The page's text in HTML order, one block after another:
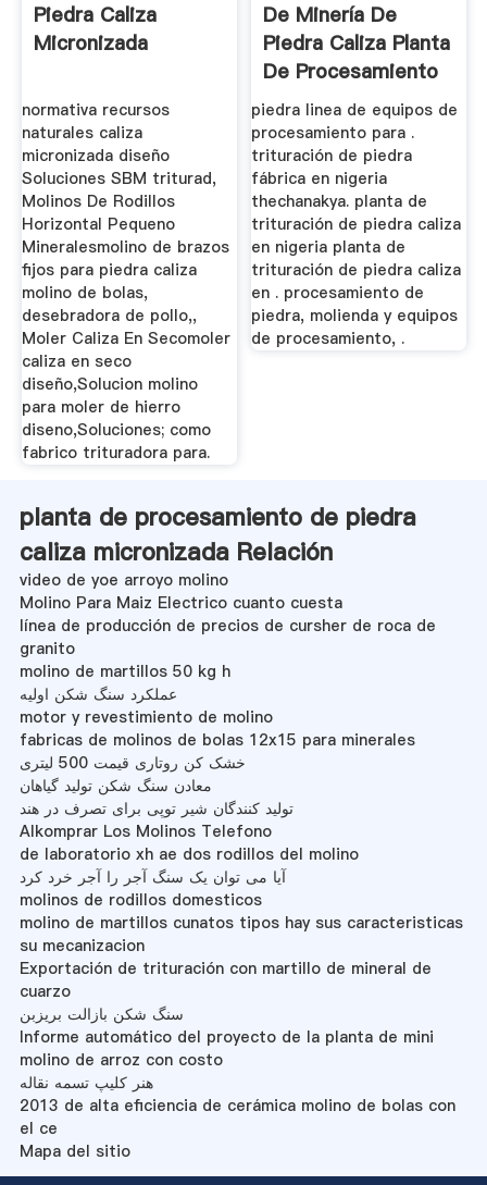
Piedra Caliza
Micronizada
normativa recursos
naturales caliza
micronizada diseño
Soluciones SBM triturad,
Molinos De Rodillos
Horizontal Pequeno
Mineralesmolino de brazos
fijos para piedra caliza
molino de bolas,
desebradora de pollo,,
Moler Caliza En Secomoler
caliza en seco
diseño,Solucion molino
para moler de hierro
diseno,Soluciones; como
fabrico trituradora para.
De Minería De
Piedra Caliza Planta
De Procesamiento
De ...
piedra linea de equipos de
procesamiento para .
trituración de piedra
fábrica en nigeria
thechanakya. planta de
trituración de piedra caliza
en nigeria planta de
trituración de piedra caliza
en . procesamiento de
piedra, molienda y equipos
de procesamiento, .
planta de procesamiento de piedra
caliza micronizada Relación
video de yoe arroyo molino
Molino Para Maiz Electrico cuanto cuesta
línea de producción de precios de cursher de roca de
granito
molino de martillos 50 kg h
عملکرد سنگ شکن اولیه
motor y revestimiento de molino
fabricas de molinos de bolas 12x15 para minerales
خشک کن روتاری قیمت 500 لیتری
معادن سنگ شکن تولید گیاهان
تولید کنندگان شیر توپی برای تصرف در هند
Alkomprar Los Molinos Telefono
de laboratorio xh ae dos rodillos del molino
آیا می توان یک سنگ آجر را آجر خرد کرد
molinos de rodillos domesticos
molino de martillos cunatos tipos hay sus caracteristicas
su mecanizacion
Exportación de trituración con martillo de mineral de
cuarzo
سنگ شکن بازالت بریزبن
Informe automático del proyecto de la planta de mini
molino de arroz con costo
هنر کلیپ تسمه نقاله
2013 de alta eficiencia de cerámica molino de bolas con
el ce
Mapa del sitio